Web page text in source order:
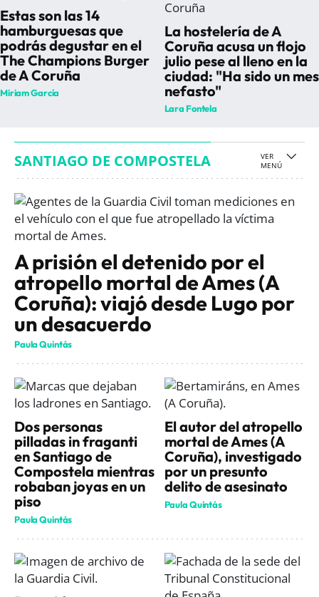
Estas son las 14
hamburguesas que
podrás degustar en el
The Champions Burger
de A Coruña
Miriam García
La hostelería de A
Coruña acusa un flojo
julio pese al lleno en la
ciudad: "Ha sido un mes
nefasto"
Lara Fontela
SANTIAGO DE COMPOSTELA
A prisión el detenido por el
atropello mortal de Ames (A
Coruña): viajó desde Lugo por
un desacuerdo
Paula Quintás
Dos personas
pilladas in fraganti
en Santiago de
Compostela mientras
robaban joyas en un
piso
Paula Quintás
El autor del atropello
mortal de Ames (A
Coruña), investigado
por un presunto
delito de asesinato
Paula Quintás